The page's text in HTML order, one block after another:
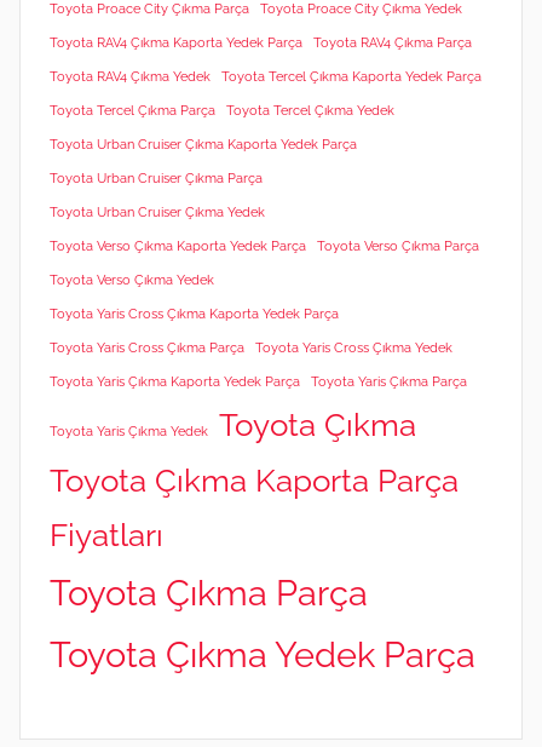
Toyota Proace City Çıkma Parça Toyota Proace City Çıkma Yedek
Toyota RAV4 Çıkma Kaporta Yedek Parça Toyota RAV4 Çıkma Parça
Toyota RAV4 Çıkma Yedek Toyota Tercel Çıkma Kaporta Yedek Parça
Toyota Tercel Çıkma Parça Toyota Tercel Çıkma Yedek
Toyota Urban Cruiser Çıkma Kaporta Yedek Parça
Toyota Urban Cruiser Çıkma Parça
Toyota Urban Cruiser Çıkma Yedek
Toyota Verso Çıkma Kaporta Yedek Parça Toyota Verso Çıkma Parça
Toyota Verso Çıkma Yedek
Toyota Yaris Cross Çıkma Kaporta Yedek Parça
Toyota Yaris Cross Çıkma Parça Toyota Yaris Cross Çıkma Yedek
Toyota Yaris Çıkma Kaporta Yedek Parça Toyota Yaris Çıkma Parça
Toyota Yaris Çıkma Yedek
Toyota Çıkma
Toyota Çıkma Kaporta Parça
Fiyatları
Toyota Çıkma Parça
Toyota Çıkma Yedek Parça